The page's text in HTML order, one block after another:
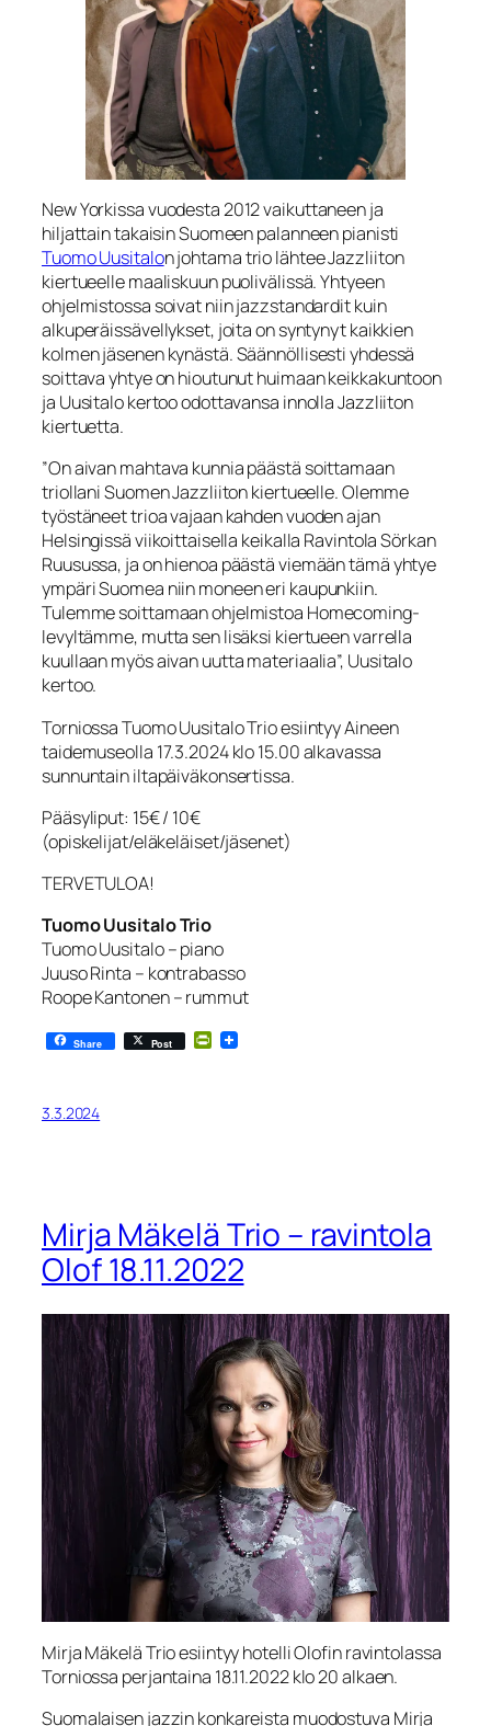
New Yorkissa vuodesta 2012 vaikuttaneen ja
hiljattain takaisin Suomeen palanneen pianisti
Tuomo Uusitalon johtama trio lähtee Jazzliiton
kiertueelle maaliskuun puolivälissä. Yhtyeen
ohjelmistossa soivat niin jazzstandardit kuin
alkuperäissävellykset, joita on syntynyt kaikkien
kolmen jäsenen kynästä. Säännöllisesti yhdessä
soittava yhtye on hioutunut huimaan keikkakuntoon
ja Uusitalo kertoo odottavansa innolla Jazzliiton
kiertuetta.
”On aivan mahtava kunnia päästä soittamaan
triollani Suomen Jazzliiton kiertueelle. Olemme
työstäneet trioa vajaan kahden vuoden ajan
Helsingissä viikoittaisella keikalla Ravintola Sörkan
Ruusussa, ja on hienoa päästä viemään tämä yhtye
ympäri Suomea niin moneen eri kaupunkiin.
Tulemme soittamaan ohjelmistoa Homecoming-
levyltämme, mutta sen lisäksi kiertueen varrella
kuullaan myös aivan uutta materiaalia”, Uusitalo
kertoo.
Torniossa Tuomo Uusitalo Trio esiintyy Aineen
taidemuseolla 17.3.2024 klo 15.00 alkavassa
sunnuntain iltapäiväkonsertissa.
Pääsyliput: 15€ / 10€
(opiskelijat/eläkeläiset/jäsenet)
TERVETULOA!
Tuomo Uusitalo Trio
Tuomo Uusitalo – piano
Juuso Rinta – kontrabasso
Roope Kantonen – rummut
Share Post PrintFriendly
3.3.2024
Mirja Mäkelä Trio – ravintola
Olof 18.11.2022
Mirja Mäkelä Trio esiintyy hotelli Olofin ravintolassa
Torniossa perjantaina 18.11.2022 klo 20 alkaen.
Suomalaisen jazzin konkareista muodostuva Mirja